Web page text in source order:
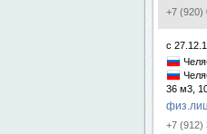
+7 (920)
с
36 м3,
+7 (912)